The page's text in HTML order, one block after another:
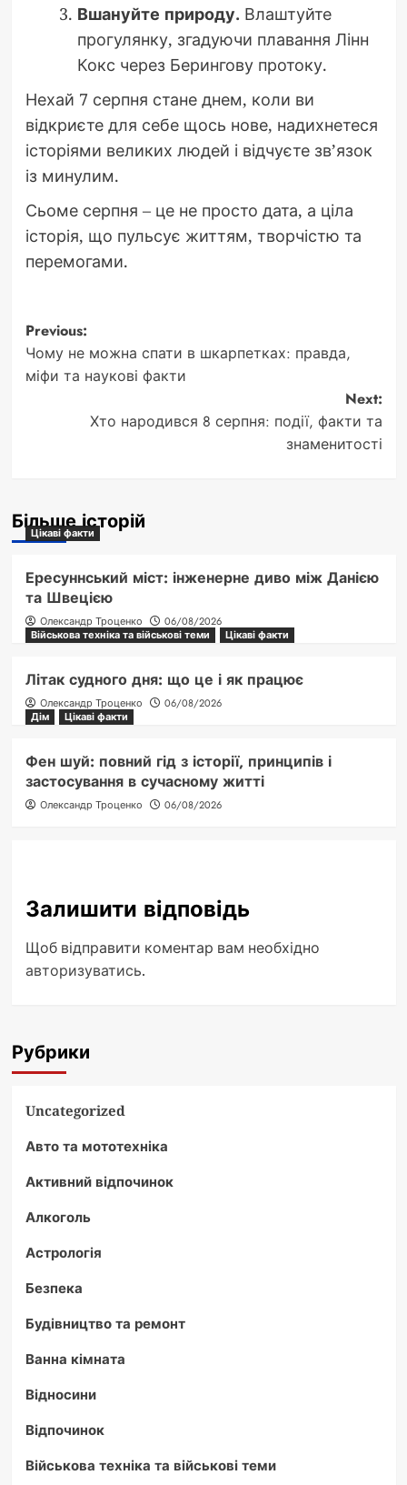
Вшануйте природу. Влаштуйте
прогулянку, згадуючи плавання Лінн
Кокс через Берингову протоку.
Нехай 7 серпня стане днем, коли ви
відкриєте для себе щось нове, надихнетеся
історіями великих людей і відчуєте зв’язок
із минулим.
Сьоме серпня – це не просто дата, а ціла
історія, що пульсує життям, творчістю та
перемогами.
Post
navigation
Previous:
Чому не можна спати в шкарпетках: правда,
міфи та наукові факти
Next:
Хто народився 8 серпня: події, факти та
знаменитості
Більше історій
Цікаві факти
Ересуннський міст: інженерне диво між Данією
та Швецією
Олександр Троценко
06/08/2026
Військова техніка та військові теми
Цікаві факти
Літак судного дня: що це і як працює
Олександр Троценко
06/08/2026
Дім
Цікаві факти
Фен шуй: повний гід з історії, принципів і
застосування в сучасному житті
Олександр Троценко 06/08/2026
Залишити відповідь
Щоб відправити коментар вам необхідно
авторизуватись.
Рубрики
Uncategorized
Авто та мототехніка
Активний відпочинок
Алкоголь
Астрологія
Безпека
Будівництво та ремонт
Ванна кімната
Відносини
Відпочинок
Військова техніка та військові теми